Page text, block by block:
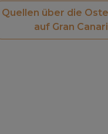
Quellen über die
auf Gran